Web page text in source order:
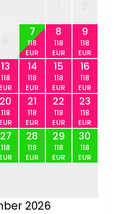
7
118
EUR
8
118
EUR
9
118
EUR
13
118
EUR
14
118
EUR
15
118
EUR
16
118
EUR
20
118
EUR
21
118
EUR
22
118
EUR
23
118
EUR
27
118
EUR
28
118
EUR
29
118
EUR
30
118
EUR
2026